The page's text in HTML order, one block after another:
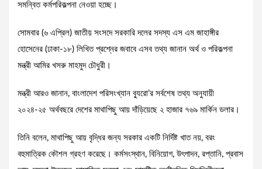
সমন্বিত কর্মপরিকল্পনা নেওয়া হচ্ছে।
সোমবার (৬ এপ্রিল) জাতীয় সংসদে সরকারি দলের সদস্য এস এম জাহাঙ্গীর
হোসেনের (ঢাকা-১৮) লিখিত প্রশ্নের জবাবে এসব তথ্য জানান অর্থ ও পরিকল্পনা
মন্ত্রী আমির খসরু মাহমুদ চৌধুরী।
মন্ত্রী আরও জানান, বাংলাদেশ পরিসংখ্যান ব্যুরো’র সর্বশেষ তথ্য অনুযায়ী
২০২৪-২৫ অর্থবছরে দেশের মাথাপিছু আয় দাঁড়িয়েছে ২ হাজার ৭৬৯ মার্কিন ডলার।
তিনি বলেন, মাথাপিছু আয় বৃদ্ধির জন্য সরকার একটি নির্দিষ্ট খাত নয়, বরং
বহুমাত্রিক কৌশল গ্রহণ করেছে। কর্মসংস্থান, বিনিয়োগ, উৎপাদন, রপ্তানি, প্রবাস